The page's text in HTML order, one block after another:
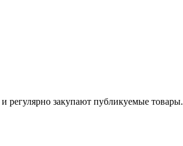
и регулярно закупают публикуемые товары.